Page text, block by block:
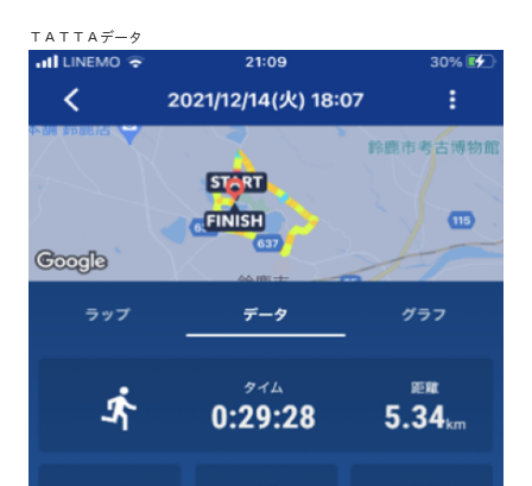
ＴＡＴＴＡデータ